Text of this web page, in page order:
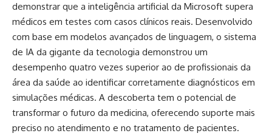
demonstrar que a inteligência artificial da Microsoft supera
médicos em testes com casos clínicos reais. Desenvolvido
com base em modelos avançados de linguagem, o sistema
de IA da gigante da tecnologia demonstrou um
desempenho quatro vezes superior ao de profissionais da
área da saúde ao identificar corretamente diagnósticos em
simulações médicas. A descoberta tem o potencial de
transformar o futuro da medicina, oferecendo suporte mais
preciso no atendimento e no tratamento de pacientes.